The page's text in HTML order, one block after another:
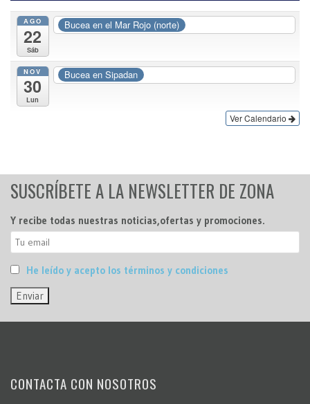
AGO
22
Sáb
Bucea en el Mar Rojo (norte)
NOV
30
Lun
Bucea en Sipadan
Ver Calendario
SUSCRÍBETE A LA NEWSLETTER DE ZONA
Y recibe todas nuestras noticias,ofertas y promociones.
He leído y acepto los términos y condiciones
CONTACTA CON NOSOTROS